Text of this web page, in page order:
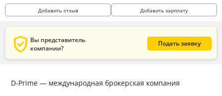
Добавить отзыв Добавить зарплату
verified_user Вы представитель
компании?
Подать заявку
D-Prime — международная брокерская компания